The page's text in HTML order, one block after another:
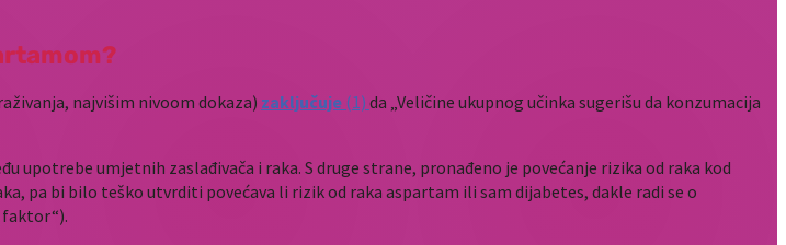
najvišim nivoom dokaza) zaključuje (1) da „Veličine ukupnog učinka sugerišu da konzumacija
upotrebe umjetnih zaslađivača i raka. S druge strane, pronađeno je povećanje rizika od raka kod
pa bi bilo teško utvrditi povećava li rizik od raka aspartam ili sam dijabetes, dakle radi se o
faktor“).